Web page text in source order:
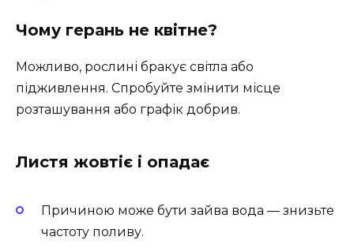
Чому герань не квітне?
Можливо, рослині бракує світла або
підживлення. Спробуйте змінити місце
розташування або графік добрив.
Листя жовтіє і опадає
Причиною може бути зайва вода — знизьте
частоту поливу.